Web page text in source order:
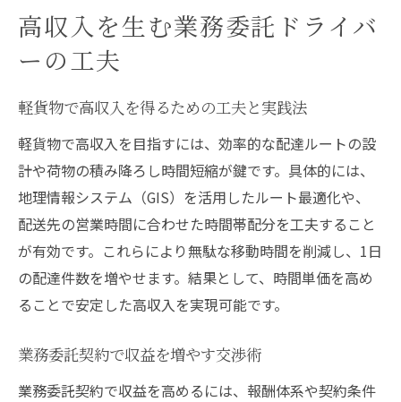
高収入を生む業務委託ドライバ
ーの工夫
軽貨物で高収入を得るための工夫と実践法
軽貨物で高収入を目指すには、効率的な配達ルートの設
計や荷物の積み降ろし時間短縮が鍵です。具体的には、
地理情報システム（GIS）を活用したルート最適化や、
配送先の営業時間に合わせた時間帯配分を工夫すること
が有効です。これらにより無駄な移動時間を削減し、1日
の配達件数を増やせます。結果として、時間単価を高め
ることで安定した高収入を実現可能です。
業務委託契約で収益を増やす交渉術
業務委託契約で収益を高めるには、報酬体系や契約条件